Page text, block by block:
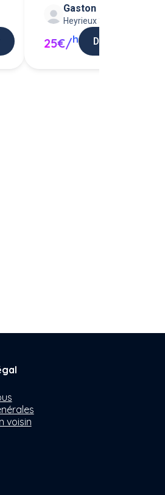
Gaston C
Heyrieux 38540
25€/h Demander ce
voisin